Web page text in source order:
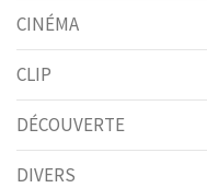
CINÉMA
CLIP
DÉCOUVERTE
DIVERS